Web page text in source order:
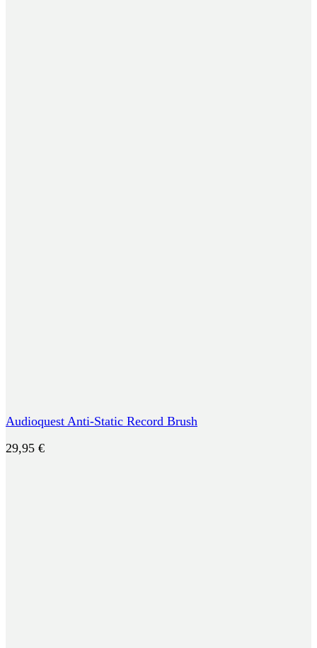
Audioquest Anti-Static Record Brush
29,95 €